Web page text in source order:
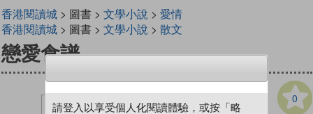
香港閱讀城> 圖書 > 文學小說 > 愛情
香港閱讀城> 圖書 > 文學小說 > 散文
戀愛食譜
0
請登入以享受個人化閱讀體驗，或按「略